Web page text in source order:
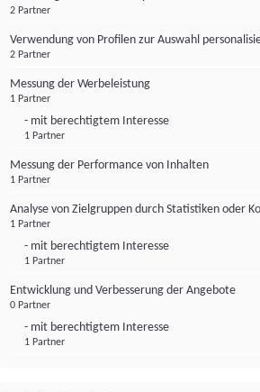
2 Partner
Verwendung von Profilen zur Auswahl
2 Partner
Messung der Werbeleistung
1 Partner
- mit berechtigtem Interesse
1 Partner
Messung der Performance von Inhalten
1 Partner
Analyse von Zielgruppen durch Statistiken oder
1 Partner
- mit berechtigtem Interesse
1 Partner
Entwicklung und Verbesserung der Angebote
0 Partner
- mit berechtigtem Interesse
1 Partner